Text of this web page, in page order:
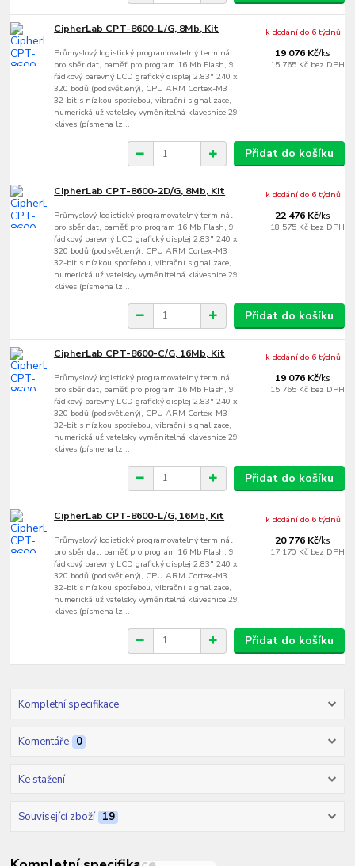
CipherLab CPT-8600-L/G, 8Mb, Kit
Průmyslový logistický programovatelný terminál
pro sběr dat, paměť pro program 16 Mb Flash, 9
řádkový barevný LCD grafický displej 2.83" 240 x
320 bodů (podsvětlený), CPU ARM Cortex-M3
32-bit s nízkou spotřebou, vibrační signalizace,
numerická uživatelsky vyměnitelná klávesnice 29
kláves (písmena lz...
19 076 Kč/ks
15 765 Kč bez DPH
k dodání do 6 týdnů
Přidat do košíku
CipherLab CPT-8600-2D/G, 8Mb, Kit
Průmyslový logistický programovatelný terminál
pro sběr dat, paměť pro program 16 Mb Flash, 9
řádkový barevný LCD grafický displej 2.83" 240 x
320 bodů (podsvětlený), CPU ARM Cortex-M3
32-bit s nízkou spotřebou, vibrační signalizace,
numerická uživatelsky vyměnitelná klávesnice 29
kláves (písmena lz...
22 476 Kč/ks
18 575 Kč bez DPH
k dodání do 6 týdnů
Přidat do košíku
CipherLab CPT-8600-C/G, 16Mb, Kit
Průmyslový logistický programovatelný terminál
pro sběr dat, paměť pro program 16 Mb Flash, 9
řádkový barevný LCD grafický displej 2.83" 240 x
320 bodů (podsvětlený), CPU ARM Cortex-M3
32-bit s nízkou spotřebou, vibrační signalizace,
numerická uživatelsky vyměnitelná klávesnice 29
kláves (písmena lz...
19 076 Kč/ks
15 765 Kč bez DPH
k dodání do 6 týdnů
Přidat do košíku
CipherLab CPT-8600-L/G, 16Mb, Kit
Průmyslový logistický programovatelný terminál
pro sběr dat, paměť pro program 16 Mb Flash, 9
řádkový barevný LCD grafický displej 2.83" 240 x
320 bodů (podsvětlený), CPU ARM Cortex-M3
32-bit s nízkou spotřebou, vibrační signalizace,
numerická uživatelsky vyměnitelná klávesnice 29
kláves (písmena lz...
20 776 Kč/ks
17 170 Kč bez DPH
k dodání do 6 týdnů
Přidat do košíku
Kompletní specifikace
Komentáře 0
Ke stažení
Související zboží 19